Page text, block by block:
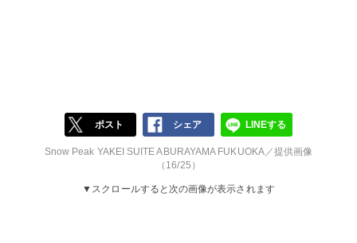
ポスト シェア LINEする
Snow Peak YAKEI SUITE ABURAYAMA FUKUOKA／提供画像
（16/25）
▼スクロールすると次の画像が表示されます